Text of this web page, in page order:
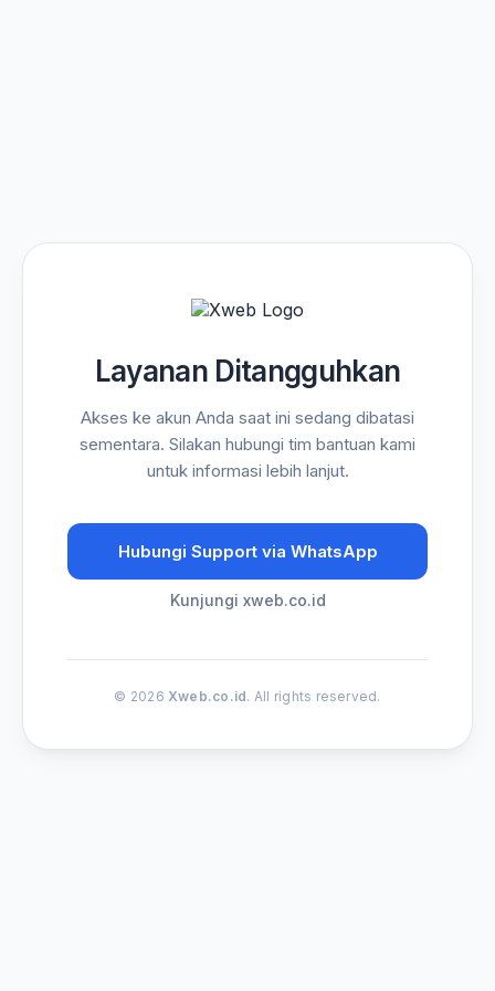
Layanan Ditangguhkan
Akses ke akun Anda saat ini sedang dibatasi
sementara. Silakan hubungi tim bantuan kami
untuk informasi lebih lanjut.
Hubungi Support via WhatsApp
Kunjungi xweb.co.id
© 2026 Xweb.co.id. All rights reserved.